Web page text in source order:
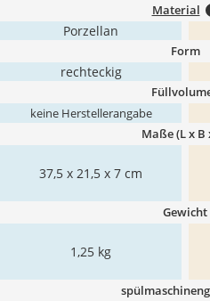
Material
Porzellan
Form
rechteckig
keine Herstellerangabe
Maße (L x B
37,5 x 21,5 x 7 cm
Gewicht
1,25 kg